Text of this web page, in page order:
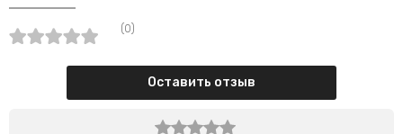
(0)
Оставить отзыв